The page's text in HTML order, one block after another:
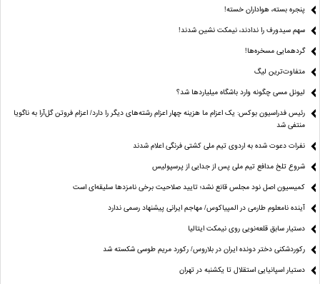
پنجره بسته، هواداران خسته!
سهم سیدورف را ندادند، نیمکت نشین شدند!
گردهمایی مسخره‌ها!
متفاوت‌ترین لیگ
لیونل مسی چگونه وارد باشگاه میلیاردها شد؟
رئیس فدراسیون بوکس: یک اعزام ما هزینه چهار اعزام رشته‌های دیگر را دارد/ اعزام فروتن گل‌آرا به ناگویا
منتفی شد
نفرات دعوت شده به اردوی تیم ملی کشتی فرنگی اعلام شدند
شروع تلخ مدافع تیم ملی پس از جدایی از پرسپولیس
کمیسیون اصل نود مجلس قانع نشد؛ تایید صلاحیت برخی نامزدها سلیقه‌ای است
آینده نامعلوم طارمی در المپیاکوس/ مهاجم ایرانی پیشنهاد رسمی ندارد
دستیار سابق قلعه‌نویی روی نیمکت ایتالیا
رکوردشکنی دختر دونده ایران در بلاروس/ رکورد مریم طوسی شکسته شد
دستیار اسپانیایی استقلال تا یکشنبه در تهران